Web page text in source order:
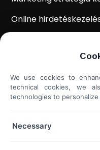
Online
Weboldal kiértékelés
Shoprenter / Unas
Hideg e-mail
További
We use cookies to
technical cookies, we
technologies to
Necessary